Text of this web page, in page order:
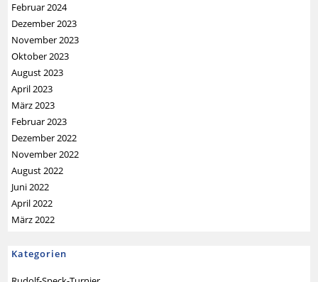
Februar 2024
Dezember 2023
November 2023
Oktober 2023
August 2023
April 2023
März 2023
Februar 2023
Dezember 2022
November 2022
August 2022
Juni 2022
April 2022
März 2022
Kategorien